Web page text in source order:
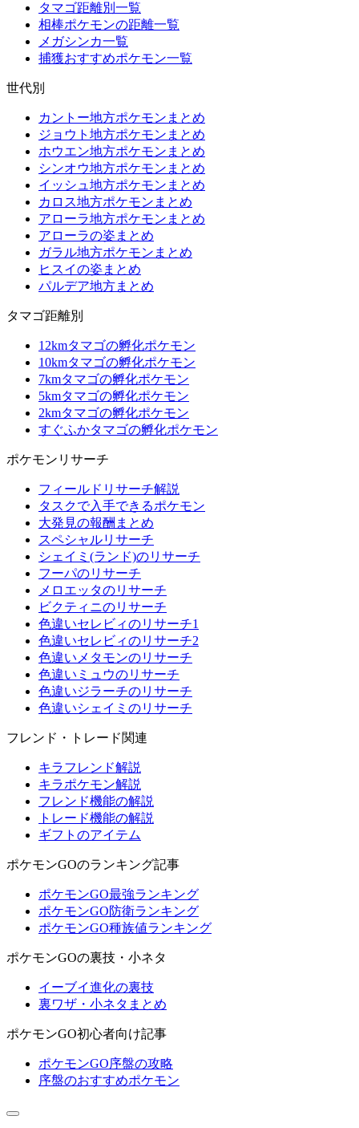
タマゴ距離別一覧
相棒ポケモンの距離一覧
メガシンカ一覧
捕獲おすすめポケモン一覧
世代別
カントー地方ポケモンまとめ
ジョウト地方ポケモンまとめ
ホウエン地方ポケモンまとめ
シンオウ地方ポケモンまとめ
イッシュ地方ポケモンまとめ
カロス地方ポケモンまとめ
アローラ地方ポケモンまとめ
アローラの姿まとめ
ガラル地方ポケモンまとめ
ヒスイの姿まとめ
パルデア地方まとめ
タマゴ距離別
12kmタマゴの孵化ポケモン
10kmタマゴの孵化ポケモン
7kmタマゴの孵化ポケモン
5kmタマゴの孵化ポケモン
2kmタマゴの孵化ポケモン
すぐふかタマゴの孵化ポケモン
ポケモンリサーチ
フィールドリサーチ解説
タスクで入手できるポケモン
大発見の報酬まとめ
スペシャルリサーチ
シェイミ(ランド)のリサーチ
フーパのリサーチ
メロエッタのリサーチ
ビクティニのリサーチ
色違いセレビィのリサーチ1
色違いセレビィのリサーチ2
色違いメタモンのリサーチ
色違いミュウのリサーチ
色違いジラーチのリサーチ
色違いシェイミのリサーチ
フレンド・トレード関連
キラフレンド解説
キラポケモン解説
フレンド機能の解説
トレード機能の解説
ギフトのアイテム
ポケモンGOのランキング記事
ポケモンGO最強ランキング
ポケモンGO防衛ランキング
ポケモンGO種族値ランキング
ポケモンGOの裏技・小ネタ
イーブイ進化の裏技
裏ワザ・小ネタまとめ
ポケモンGO初心者向け記事
ポケモンGO序盤の攻略
序盤のおすすめポケモン